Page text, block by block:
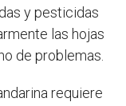
y pesticidas
las hojas
de problemas.
requiere